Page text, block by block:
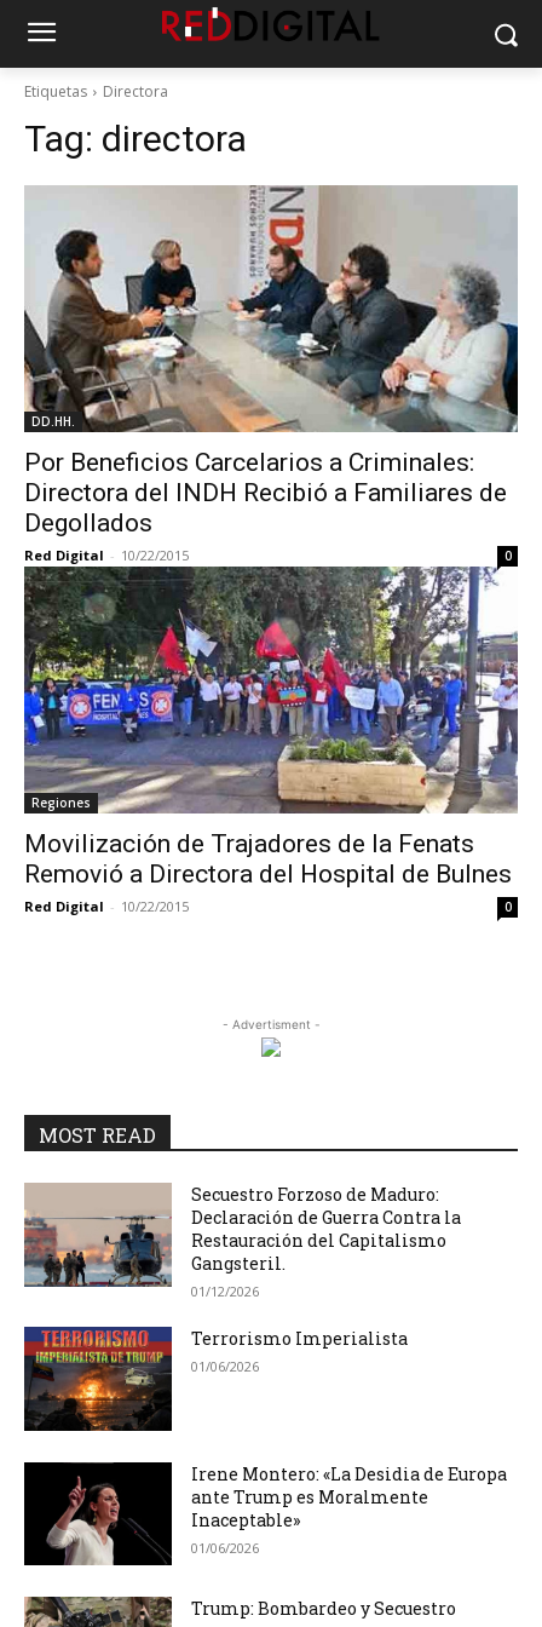
Etiquetas Directora
Tag: directora
DD.HH.
Por Beneficios Carcelarios a Criminales:
Directora del INDH Recibió a Familiares de
Degollados
Red Digital - 10/22/2015 0
Regiones
Movilización de Trajadores de la Fenats
Removió a Directora del Hospital de Bulnes
Red Digital - 10/22/2015 0
- Advertisment -
MOST READ
Secuestro Forzoso de Maduro:
Declaración de Guerra Contra la
Restauración del Capitalismo
Gangsteril.
01/12/2026
Terrorismo Imperialista
01/06/2026
Irene Montero: «La Desidia de Europa
ante Trump es Moralmente
Inaceptable»
01/06/2026
Trump: Bombardeo y Secuestro